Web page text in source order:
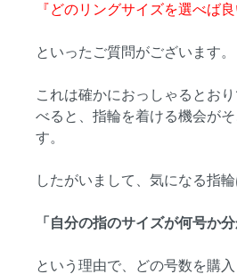
『どのリングサイズを選べば
といったご質問がございます。
これは確かにおっしゃるとお
べると、指輪を着ける機会が
す。
したがいまして、気になる指
「自分の指のサイズが何号か分
という理由で、どの号数を購